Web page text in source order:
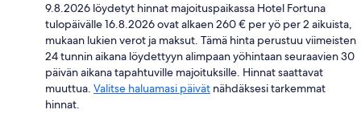
9.8.2026 löydetyt hinnat majoituspaikassa Hotel Fortuna
tulopäivälle 16.8.2026 ovat alkaen 260 € per yö per 2 aikuista,
mukaan lukien verot ja maksut. Tämä hinta perustuu viimeisten
24 tunnin aikana löydettyyn alimpaan yöhintaan seuraavien 30
päivän aikana tapahtuville majoituksille. Hinnat saattavat
muuttua. Valitse haluamasi päivät nähdäksesi tarkemmat
hinnat.